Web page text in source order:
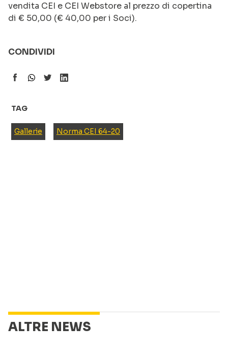
vendita CEI e CEI Webstore al prezzo di copertina
di € 50,00 (€ 40,00 per i Soci).
CONDIVIDI
TAG
Gallerie Norma CEI 64-20
ALTRE NEWS